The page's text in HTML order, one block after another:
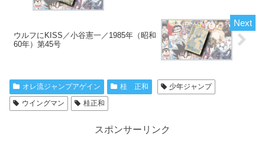
ウルフにKISS／小谷憲一／1985年（昭和
60年）第45号
オレ流ジャンプアゲイン 桂 正和
少年ジャンプ
ウイングマン
桂正和
スポンサーリンク